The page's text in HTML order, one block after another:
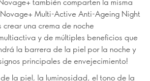
Multi-Active Anti-Ageing Night
crear una crema de noche
y de múltiples beneficios que
la barrera de la piel por la noche y
principales de envejecimiento!
la piel, la luminosidad, el tono de la